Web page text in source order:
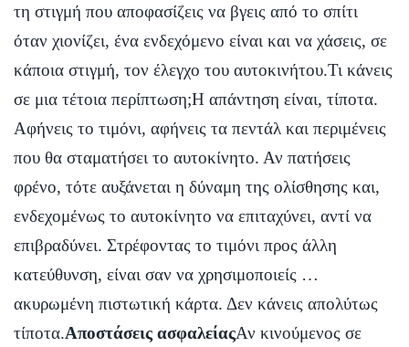
τη στιγμή που αποφασίζεις να βγεις από το σπίτι
όταν χιονίζει, ένα ενδεχόμενο είναι και να χάσεις, σε
κάποια στιγμή, τον έλεγχο του αυτοκινήτου.Τι κάνεις
σε μια τέτοια περίπτωση;Η απάντηση είναι, τίποτα.
Αφήνεις το τιμόνι, αφήνεις τα πεντάλ και περιμένεις
που θα σταματήσει το αυτοκίνητο. Αν πατήσεις
φρένο, τότε αυξάνεται η δύναμη της ολίσθησης και,
ενδεχομένως το αυτοκίνητο να επιταχύνει, αντί να
επιβραδύνει. Στρέφοντας το τιμόνι προς άλλη
κατεύθυνση, είναι σαν να χρησιμοποιείς …
ακυρωμένη πιστωτική κάρτα. Δεν κάνεις απολύτως
τίποτα.Αποστάσεις ασφαλείαςΑν κινούμενος σε